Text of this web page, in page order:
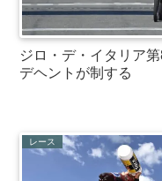
ジロ・デ・イタリア
デヘントが制する
レース